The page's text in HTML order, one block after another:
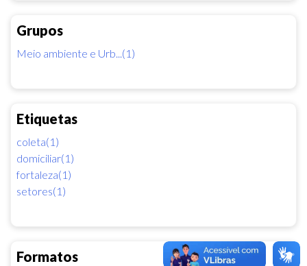
Grupos
Meio ambiente e Urb...(1)
Etiquetas
coleta(1)
domiciliar(1)
fortaleza(1)
setores(1)
Formatos